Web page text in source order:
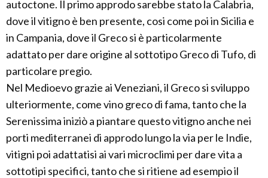
autoctone. Il primo approdo sarebbe stato la Calabria,
dove il vitigno è ben presente, cosi come poi in Sicilia e
in Campania, dove il Greco si è particolarmente
adattato per dare origine al sottotipo Greco di Tufo, di
particolare pregio.
Nel Medioevo grazie ai Veneziani, il Greco si sviluppo
ulteriormente, come vino greco di fama, tanto che la
Serenissima iniziò a piantare questo vitigno anche nei
porti mediterranei di approdo lungo la via per le Indie,
vitigni poi adattatisi ai vari microclimi per dare vita a
sottotipi specifici, tanto che si ritiene ad esempio il